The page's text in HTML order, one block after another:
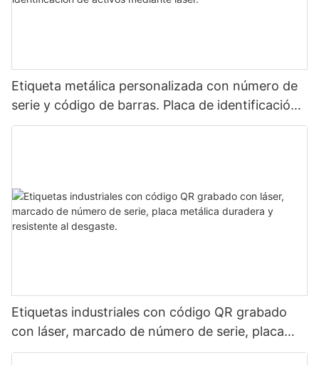
Etiqueta metálica personalizada con número de
serie y código de barras. Placa de identificación
de aluminio para identificación de activos
Etiquetas industriales con código QR grabado
con láser, marcado de número de serie, placa
metálica duradera y resistente al desgaste.